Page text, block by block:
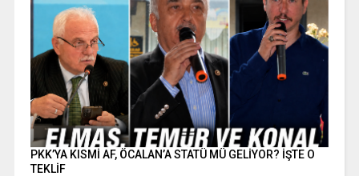
PKK’YA KISMİ AF, ÖCALAN’A STATÜ MÜ GELİYOR? İŞTE O
TEKLİF